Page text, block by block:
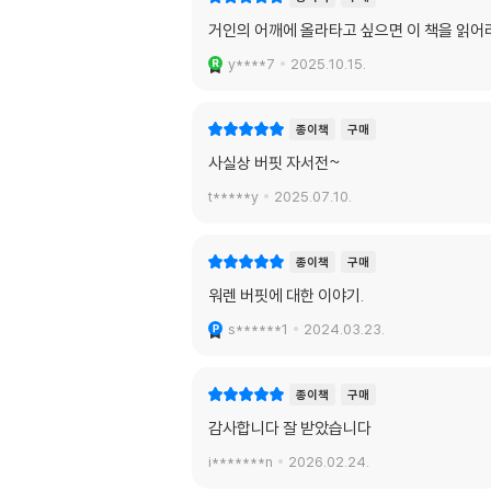
거인의 어깨에 올라타고 싶으면 이 책을 읽어
y****7 2025.10.15.
종이책 구매
사실상 버핏 자서전~
t*****y 2025.07.10.
종이책 구매
워렌 버핏에 대한 이야기.
s******1 2024.03.23.
종이책 구매
감사합니다 잘 받았습니다
i*******n 2026.02.24.